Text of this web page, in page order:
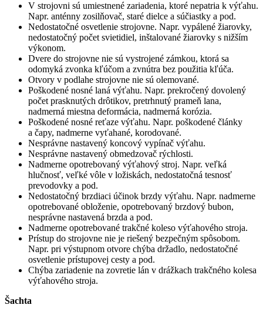
V strojovni sú umiestnené zariadenia, ktoré nepatria k výťahu.
Napr. anténny zosilňovač, staré dielce a súčiastky a pod.
Nedostatočné osvetlenie strojovne. Napr. vypálené žiarovky,
nedostatočný počet svietidiel, inštalované žiarovky s nižším
výkonom.
Dvere do strojovne nie sú vystrojené zámkou, ktorá sa
odomyká zvonka kľúčom a zvnútra bez použitia kľúča.
Otvory v podlahe strojovne nie sú olemované.
Poškodené nosné laná výťahu. Napr. prekročený dovolený
počet prasknutých drôtikov, pretrhnutý prameň lana,
nadmerná miestna deformácia, nadmerná korózia.
Poškodené nosné reťaze výťahu. Napr. poškodené články
a čapy, nadmerne vyťahané, korodované.
Nesprávne nastavený koncový vypínač výťahu.
Nesprávne nastavený obmedzovač rýchlosti.
Nadmerne opotrebovaný výťahový stroj. Napr. veľká
hlučnosť, veľké vôle v ložiskách, nedostatočná tesnosť
prevodovky a pod.
Nedostatočný brzdiaci účinok brzdy výťahu. Napr. nadmerne
opotrebované obloženie, opotrebovaný brzdový bubon,
nesprávne nastavená brzda a pod.
Nadmerne opotrebované trakčné koleso výťahového stroja.
Prístup do strojovne nie je riešený bezpečným spôsobom.
Napr. pri výstupnom otvore chýba držadlo, nedostatočné
osvetlenie prístupovej cesty a pod.
Chýba zariadenie na zovretie lán v drážkach trakčného kolesa
výťahového stroja.
Šachta